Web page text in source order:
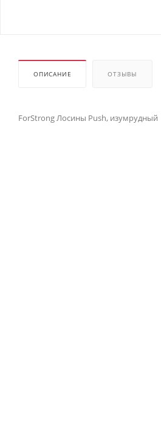
ОПИСАНИЕ ОТЗЫВЫ
ForStrong Лосины Push, изумрудный